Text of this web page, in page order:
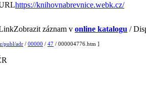
https://knihovnabrevnice.webk.cz/
Zobrazit záznam v online katalogu /
publ/adr / 00000 / 47 / 000004776.htm ]